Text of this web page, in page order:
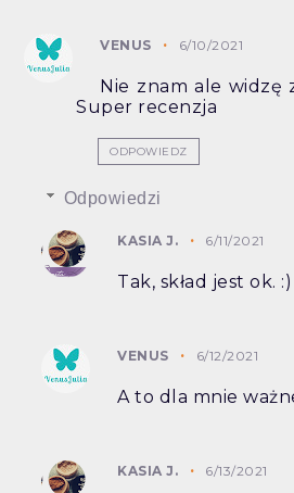
VENUS 6/10/2021
Nie znam ale widzę
Super recenzja
ODPOWIEDZ
Odpowiedzi
KASIA J. 6/11/2021
Tak, skład jest ok. :)
VENUS 6/12/2021
A to dla mnie
KASIA J. 6/13/2021